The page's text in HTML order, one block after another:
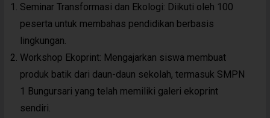
Seminar Transformasi dan Ekologi: Diikuti oleh 100
peserta untuk membahas pendidikan berbasis
lingkungan.
Workshop Ekoprint: Mengajarkan siswa membuat
produk batik dari daun-daun sekolah, termasuk SMPN
1 Bungursari yang telah memiliki galeri ekoprint
sendiri.